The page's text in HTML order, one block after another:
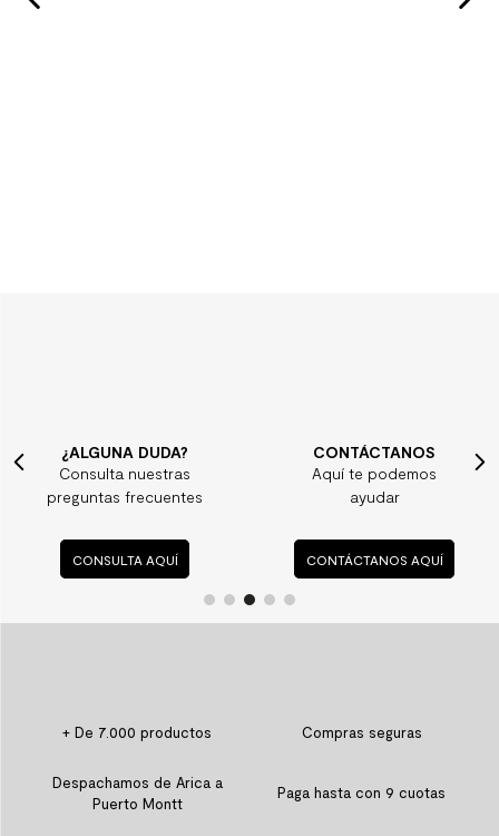
¿ALGUNA DUDA?
Consulta nuestras
preguntas frecuentes
CONSULTA AQUÍ
CONTÁCTANOS
Aquí te podemos
ayudar
CONTÁCTANOS AQUÍ
+ De 7.000 productos Compras seguras
Despachamos de Arica a
Puerto Montt
Paga hasta con 9 cuotas